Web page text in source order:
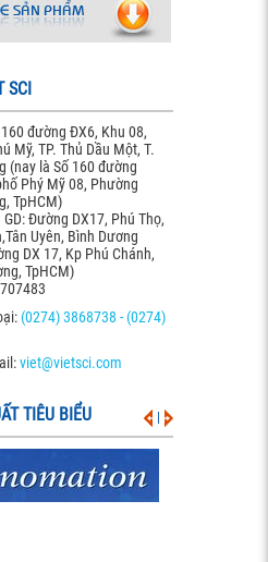
SCI
đường ĐX6, Khu 08,
Mỹ, TP. Thủ Dầu Một, T.
(nay là Số 160 đường
Phý Mỹ 08, Phường
TpHCM)
Đường DX17, Phú Thọ,
Uyên, Bình Dương
DX 17, Kp Phú Chánh,
TpHCM)
(0274) 3868738 - (0274)
viet@vietsci.com
TIÊU BIỂU